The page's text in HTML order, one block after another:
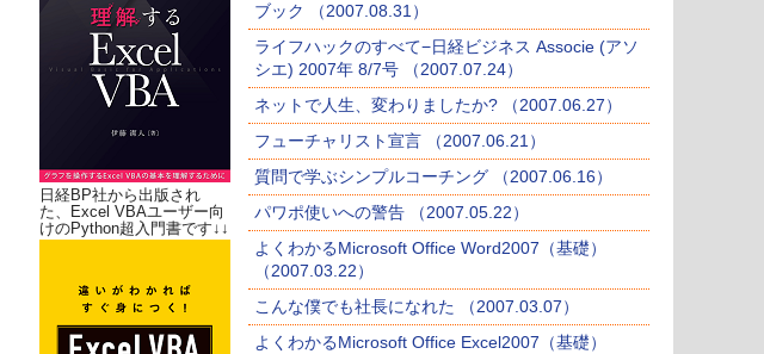
日経BP社から出版され
た、Excel VBAユーザー向
けのPython超入門書です↓↓
ブック （2007.08.31）
ライフハックのすべて−日経ビジネス Associe (アソ
シエ) 2007年 8/7号 （2007.07.24）
ネットで人生、変わりましたか? （2007.06.27）
フューチャリスト宣言 （2007.06.21）
質問で学ぶシンプルコーチング （2007.06.16）
パワポ使いへの警告 （2007.05.22）
よくわかるMicrosoft Office Word2007（基礎）
（2007.03.22）
こんな僕でも社長になれた （2007.03.07）
よくわかるMicrosoft Office Excel2007（基礎）